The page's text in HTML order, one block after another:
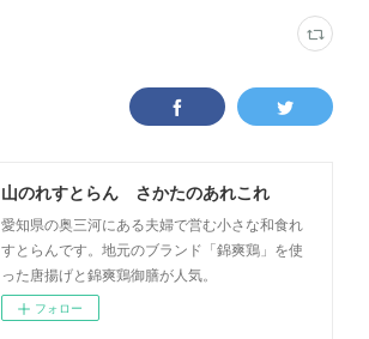
山のれすとらん さかたのあれこれ
愛知県の奥三河にある夫婦で営む小さな和食れ
すとらんです。地元のブランド「錦爽鶏」を使
った唐揚げと錦爽鶏御膳が人気。
フォロー